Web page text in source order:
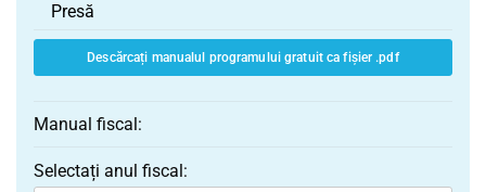
Presă
Descărcați manualul programului gratuit ca fișier .pdf
Manual fiscal:
Selectați anul fiscal: